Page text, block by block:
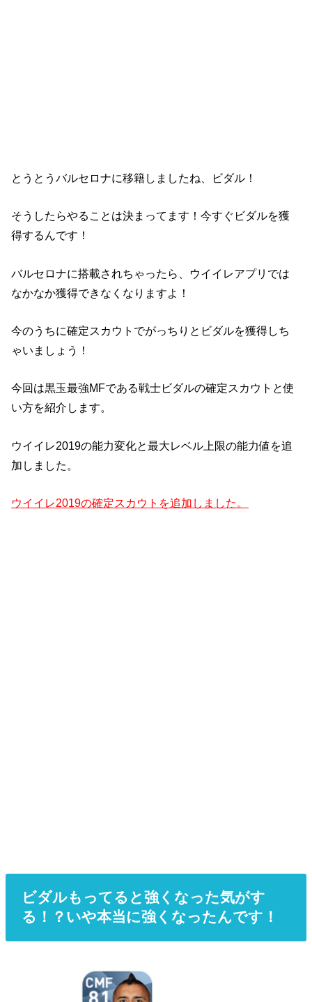
とうとうバルセロナに移籍しましたね、ビダル！
そうしたらやることは決まってます！今すぐビダルを獲
得するんです！
バルセロナに搭載されちゃったら、ウイイレアプリでは
なかなか獲得できなくなりますよ！
今のうちに確定スカウトでがっちりとビダルを獲得しち
ゃいましょう！
今回は黒玉最強MFである戦士ビダルの確定スカウトと使
い方を紹介します。
ウイイレ2019の能力変化と最大レベル上限の能力値を追
加しました。
ウイイレ2019の確定スカウトを追加しました。
ビダルもってると強くなった気がす
る！？いや本当に強くなったんです！